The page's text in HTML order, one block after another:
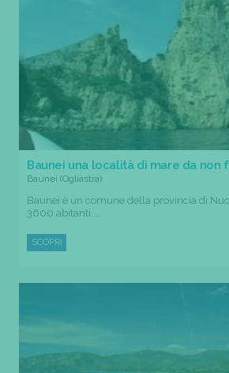
Baunei una località di mare da non
Baunei (Ogliastra)
Baunei è un comune della provincia di
3600 abitanti....
SCOPRI